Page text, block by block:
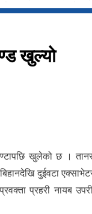
खुल्यो
खुलेको छ ।
दुईवटा एक्साभेटर
प्रहरी नायब